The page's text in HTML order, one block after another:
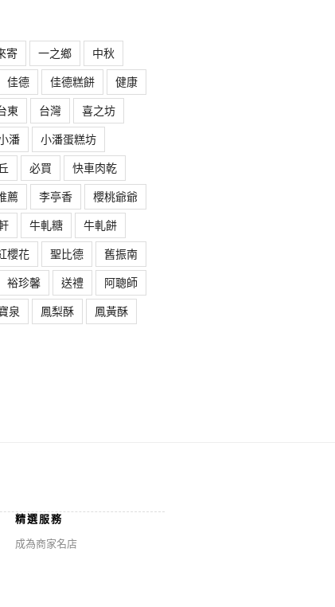
寄 一之鄉
中秋
佳德 佳德糕餅
健康
東 台灣
喜之坊
潘
小潘蛋糕坊
必買
快車肉乾
薦 李亭香
櫻桃爺爺
牛軋糖
牛軋餅
櫻花 聖比德
舊振南
裕珍馨 送禮
阿聰師
泉 鳳梨酥
鳳黃酥
精選服務
成為商家名店